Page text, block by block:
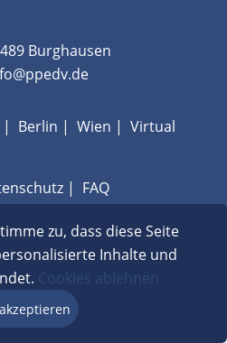
Burghausen
| Berlin | Wien | Virtual
| FAQ
zu, dass diese Seite
Inhalte und
Cookies ablehnen